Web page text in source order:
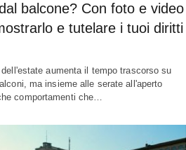
balcone? Con foto e video
e tutelare i tuoi diritti
aumenta il tempo trascorso su
ma insieme alle serate all'aperto
comportamenti che…